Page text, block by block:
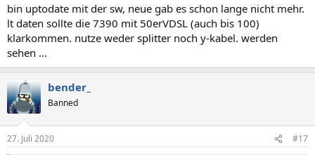
:
bin uptodate mit der sw, neue gab es schon lange nicht mehr.
lt daten sollte die 7390 mit 50erVDSL (auch bis 100)
klarkommen. nutze weder splitter noch y-kabel. werden
sehen ...
bender_
Banned
27. Juli 2020 #17